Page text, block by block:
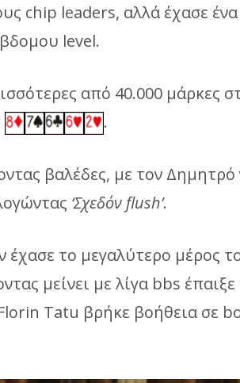
chip leaders, αλλά έχασε ένα
level.
από 40.000 μάρκες
.
βαλέδες, με τον Δημητρό
‘Σχεδόν flush’.
έχασε το μεγαλύτερο μέρος
μείνει με λίγα bbs
Tatu βρήκε βοήθεια σε